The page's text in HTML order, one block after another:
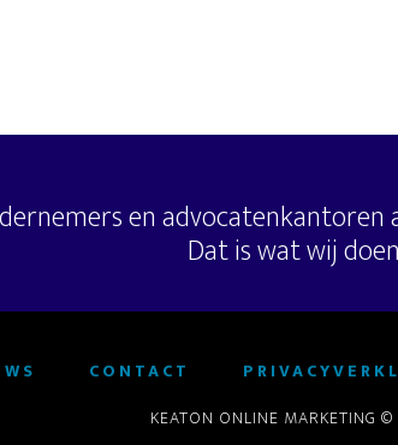
en
Dat is wat wij doen
CONTACT
KEATON ONLINE MARKETING